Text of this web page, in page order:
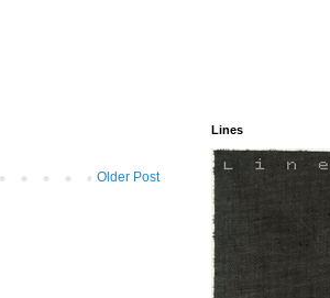
Older Post
Lines